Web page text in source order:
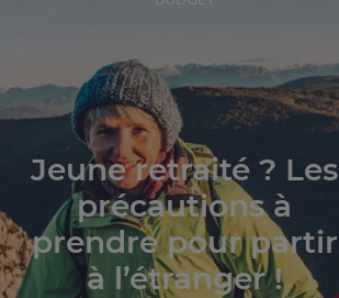
Jeune retraité ? Les
précautions à
prendre pour partir
à l’étranger !